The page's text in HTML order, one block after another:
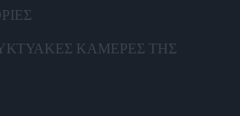
ΚΑΜΕΡΕΣ ΤΗΣ